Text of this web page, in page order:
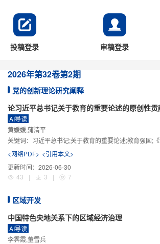
投稿登录 审稿登录
2026年第32卷第2期
党的创新理论研究阐释
论习近平总书记关于教育的重要论述的原创性贡
AI导读
黄媛媛,蒲清平
关键词： 习近平总书记;关于教育的重要论述;教育强国;《论教育》;教
<网络PDF> <引用本文>
更新时间： 2026-06-30
43
| 3 | 7
区域开发
中国特色央地关系下的区域经济治理
AI导读
李霁霞,董雪兵